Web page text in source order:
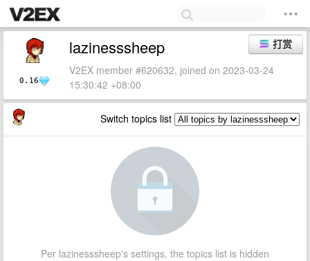
0.16
打赏
lazinesssheep
V2EX member #620632, joined on 2023-03-24
15:30:42 +08:00
Switch topics list
Per lazinesssheep's settings, the topics list is hidden